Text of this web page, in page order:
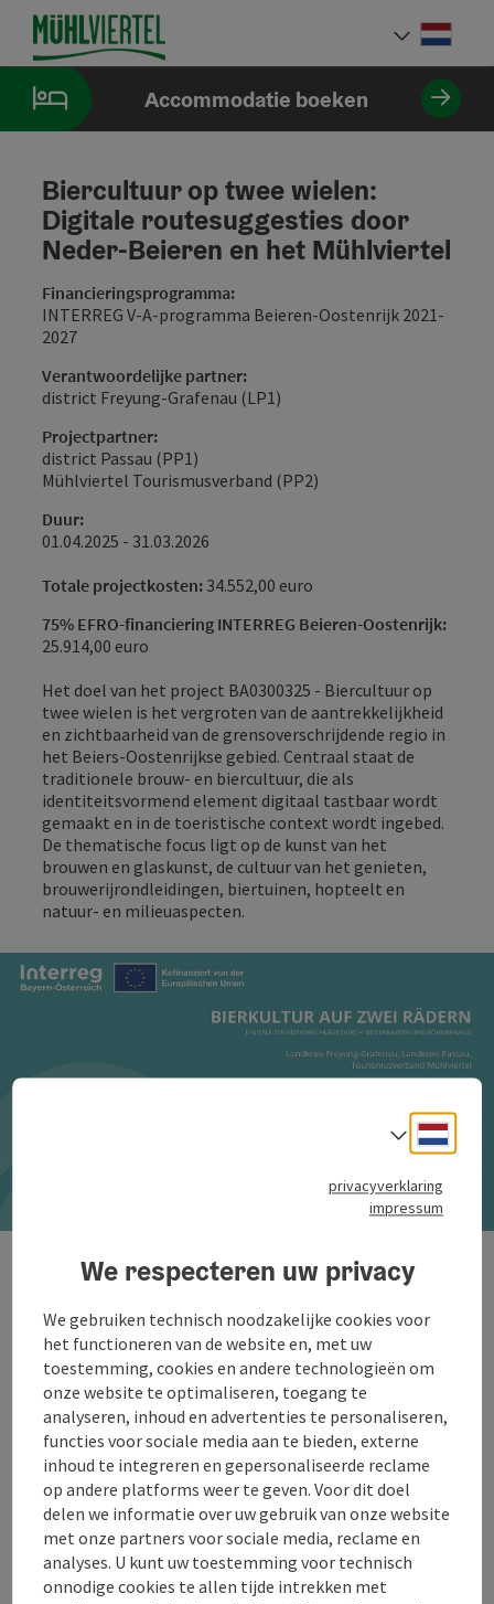
InhoudAccesskey
[0]
NavigatieAccesskey
[1]
PaginabeginAccesskey
[2]
Accommodatie boeken
Biercultuur op twee wielen:
Digitale routesuggesties door
Neder-Beieren en het Mühlviertel
Financieringsprogramma:
INTERREG V-A-programma Beieren-Oostenrijk 2021-
2027
Verantwoordelijke partner:
district Freyung-Grafenau (LP1)
Projectpartner:
district Passau (PP1)
Mühlviertel Tourismusverband (PP2)
Duur:
01.04.2025 - 31.03.2026
Totale projectkosten: 34.552,00 euro
75% EFRO-financiering INTERREG Beieren-Oostenrijk:
25.914,00 euro
Het doel van het project BA0300325 - Biercultuur op
twee wielen is het vergroten van de aantrekkelijkheid
en zichtbaarheid van de grensoverschrijdende regio in
het Beiers-Oostenrijkse gebied. Centraal staat de
traditionele brouw- en biercultuur, die als
identiteitsvormend element digitaal tastbaar wordt
gemaakt en in de toeristische context wordt ingebed.
De thematische focus ligt op de kunst van het
brouwen en glaskunst, de cultuur van het genieten,
brouwerijrondleidingen, biertuinen, hopteelt en
natuur- en milieuaspecten.
Contact
voor het Boheemse Woud in Aigen-Schlägl
Dreisesselbergstraße 18/1
4160 Aigen-Schlägl
Telefoon
+43 5 07263 - 200
E-Mail:
boehmerwald@muehlviertel.at
Web:
www.muehlviertel.at
privacyverklaring
impressum
We respecteren uw privacy
We gebruiken technisch noodzakelijke cookies voor
het functioneren van de website en, met uw
toestemming, cookies en andere technologieën om
onze website te optimaliseren, toegang te
analyseren, inhoud en advertenties te personaliseren,
functies voor sociale media aan te bieden, externe
inhoud te integreren en gepersonaliseerde reclame
op andere platforms weer te geven. Voor dit doel
delen we informatie over uw gebruik van onze website
met onze partners voor sociale media, reclame en
analyses. U kunt uw toestemming voor technisch
onnodige cookies te allen tijde intrekken met